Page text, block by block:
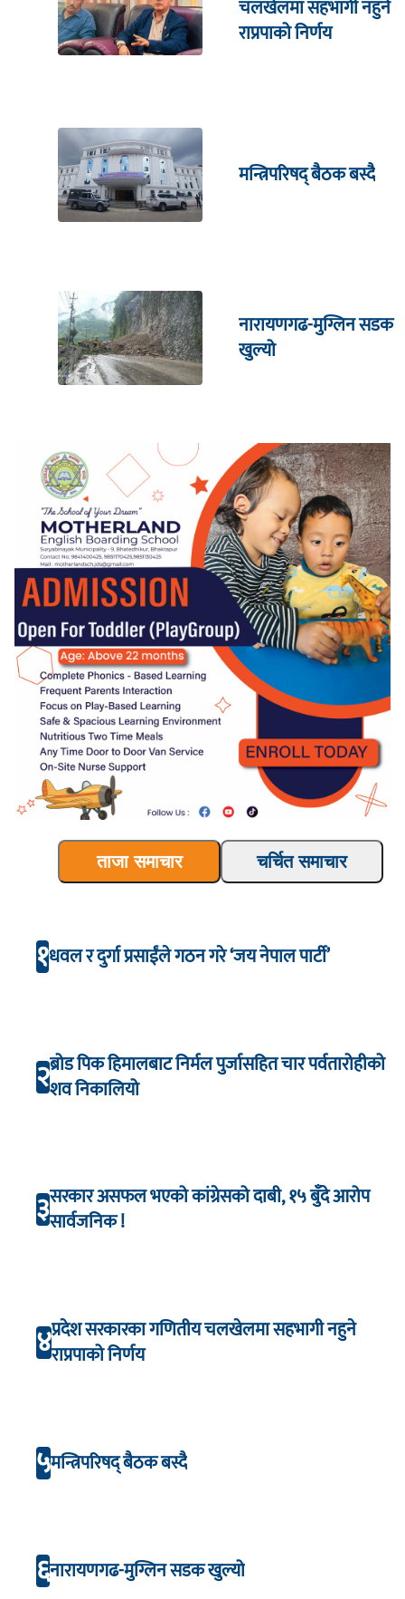
चलखेलमा सहभागी नहुने
राप्रपाको निर्णय
मन्त्रिपरिषद् बैठक बस्दै
नारायणगढ-मुग्लिन सडक
खुल्यो
ताजा समाचार चर्चित समाचार
१धवल र दुर्गा प्रसाईंले गठन गरे ‘जय नेपाल पार्टी’
२ब्रोड पिक हिमालबाट निर्मल पुर्जासहित चार पर्वतारोहीको
शव निकालियो
३सरकार असफल भएको कांग्रेसको दाबी, १५ बुँदे आरोप
सार्वजनिक !
४प्रदेश सरकारका गणितीय चलखेलमा सहभागी नहुने
राप्रपाको निर्णय
५मन्त्रिपरिषद् बैठक बस्दै
६नारायणगढ-मुग्लिन सडक खुल्यो